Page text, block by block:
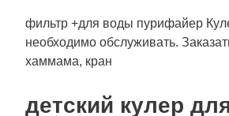
фильтр +для воды пурифайер
необходимо обслуживать.
хаммама, кран
детский кулер